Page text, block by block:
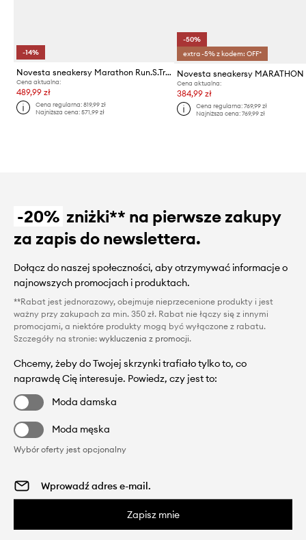
-14%
Novesta sneakersy Marathon Run.S.Trail
Cena aktualna:
489,99 zł
Cena regularna:819,99 zł
Najniższa cena:571,99 zł
-50%
extra -5% z kodem: OFF*
Novesta sneakersy MARATHON
Cena aktualna:
384,99 zł
Cena regularna: 769,99 zł
Najniższa cena: 769,99 zł
-20% zniżki** na pierwsze zakupy
za zapis do newslettera.
Dołącz do naszej społeczności, aby otrzymywać informacje o
najnowszych promocjach i produktach.
**Rabat jest jednorazowy, obejmuje nieprzecenione produkty i jest
ważny przy zakupach za min. 350 zł. Rabat nie łączy się z innymi
promocjami, a niektóre produkty mogą być wyłączone z rabatu.
Szczegóły na stronie: wykluczenia z promocji.
Chcemy, żeby do Twojej skrzynki trafiało tylko to, co
naprawdę Cię interesuje. Powiedz, czy jest to:
Moda damska
Moda męska
Wybór oferty jest opcjonalny
Zapisz mnie